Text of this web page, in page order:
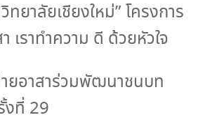
ทยาลัยเชียงใหม่” โครงการ
เราทำความ ดี ด้วยหัวใจ
ยอาสาร่วมพัฒนาชนบท
งที่ 29